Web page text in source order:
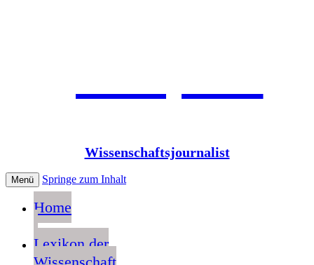
Jean Pütz
Wissenschaftsjournalist
Menü Springe zum Inhalt
Home
Lexikon der